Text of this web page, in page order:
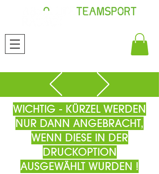
WICHTIG - KÜRZEL WERDEN
NUR DANN ANGEBRACHT,
WENN DIESE IN DER
DRUCKOPTION
AUSGEWÄHLT WURDEN !